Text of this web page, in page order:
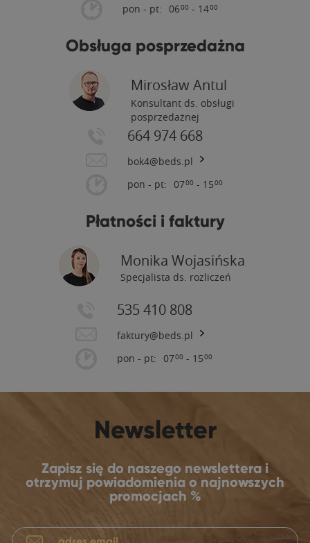
pon - pt: 0600 - 1400
Obsługa posprzedażna
Mirosław Antul
Konsultant ds. obsługi
posprzedażnej
664 974 668
bok4@beds.pl
pon - pt: 0700 - 1500
Płatności i faktury
Monika Wojasińska
Specjalista ds. rozliczeń
535 410 808
faktury@beds.pl
pon - pt: 0700 - 1500
Newsletter
Zapisz się do naszego newslettera i
otrzymuj powiadomienia o najnowszych
promocjach %